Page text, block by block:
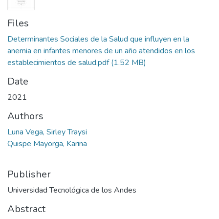
Files
Determinantes Sociales de la Salud que influyen en la
anemia en infantes menores de un año atendidos en los
establecimientos de salud.pdf(1.52 MB)
Date
2021
Authors
Luna Vega, Sirley Traysi
Quispe Mayorga, Karina
Publisher
Universidad Tecnológica de los Andes
Abstract